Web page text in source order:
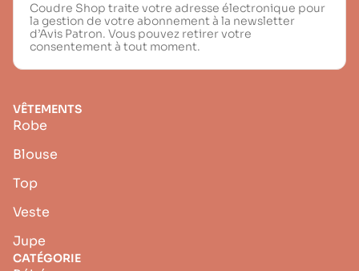
Coudre Shop traite votre adresse électronique pour
la gestion de votre abonnement à la newsletter
d’Avis Patron. Vous pouvez retirer votre
consentement à tout moment.
VÊTEMENTS
Robe
Blouse
Top
Veste
Jupe
CATÉGORIE